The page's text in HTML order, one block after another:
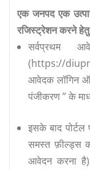
एक जनपद एक
रजिस्ट्रेशन करने
सर्वप्रथम
(https://
आवेदक लॉगिन
पंजीकरण ” के
इसके बाद
समस्त फ़ील्ड्स
आवेदन करना